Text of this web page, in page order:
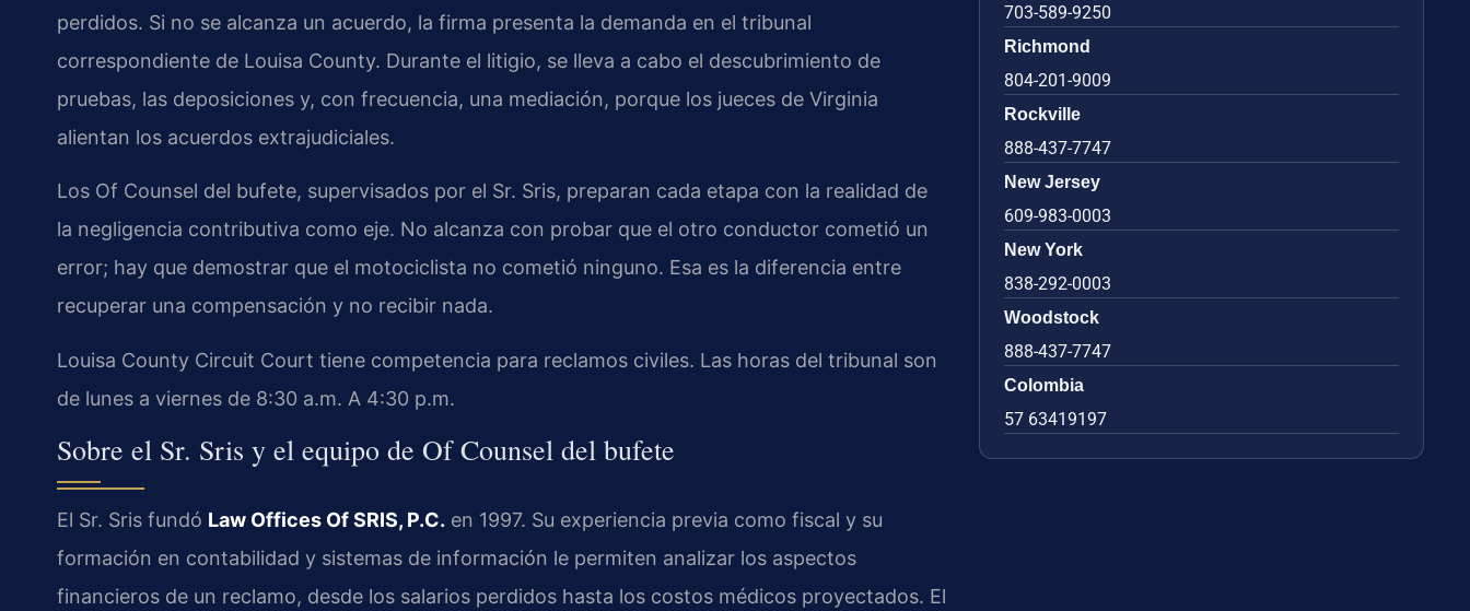
perdidos. Si no se alcanza un acuerdo, la firma presenta la demanda en el tribunal
correspondiente de Louisa County. Durante el litigio, se lleva a cabo el descubrimiento de
pruebas, las deposiciones y, con frecuencia, una mediación, porque los jueces de Virginia
alientan los acuerdos extrajudiciales.
Los Of Counsel del bufete, supervisados por el Sr. Sris, preparan cada etapa con la realidad de
la negligencia contributiva como eje. No alcanza con probar que el otro conductor cometió un
error; hay que demostrar que el motociclista no cometió ninguno. Esa es la diferencia entre
recuperar una compensación y no recibir nada.
Louisa County Circuit Court tiene competencia para reclamos civiles. Las horas del tribunal son
de lunes a viernes de 8:30 a.m. A 4:30 p.m.
Sobre el Sr. Sris y el equipo de Of Counsel del bufete
El Sr. Sris fundó Law Offices Of SRIS, P.C. en 1997. Su experiencia previa como fiscal y su
formación en contabilidad y sistemas de información le permiten analizar los aspectos
financieros de un reclamo, desde los salarios perdidos hasta los costos médicos proyectados. El
703-589-9250
Richmond
804-201-9009
Rockville
888-437-7747
New Jersey
609-983-0003
New York
838-292-0003
Woodstock
888-437-7747
Colombia
57 63419197